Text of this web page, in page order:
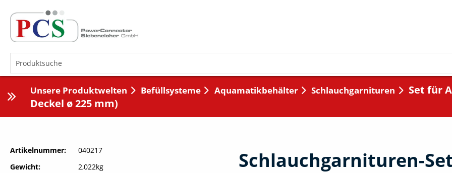
Unsere Produktwelten Befüllsysteme Aquamatikbehälter Schlauchgarnituren
Set für
Deckel ø 225 mm)
Artikelnummer
040217
Gewicht
2,022kg
Schlauchgarnituren-